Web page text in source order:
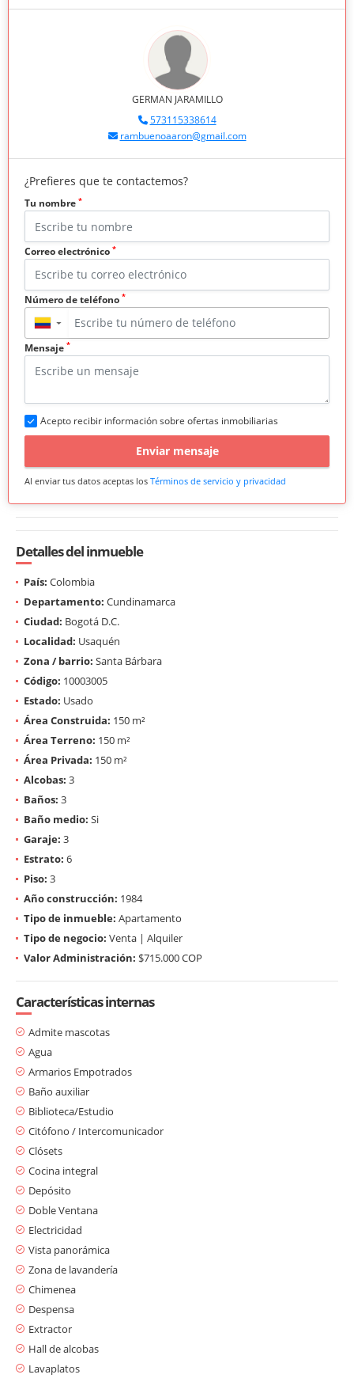
GERMAN JARAMILLO
573115338614
rambuenoaaron@gmail.com
¿Prefieres que te contactemos?
Tu nombre *
Correo electrónico *
Número de teléfono *
▼
Mensaje *
Acepto recibir información sobre ofertas inmobiliarias
Enviar mensaje
Al enviar tus datos aceptas los Términos de servicio y privacidad
Detalles del inmueble
País: Colombia
Departamento: Cundinamarca
Ciudad: Bogotá D.C.
Localidad: Usaquén
Zona / barrio: Santa Bárbara
Código: 10003005
Estado: Usado
Área Construida: 150 m²
Área Terreno: 150 m²
Área Privada: 150 m²
Alcobas: 3
Baños: 3
Baño medio: Si
Garaje: 3
Estrato: 6
Piso: 3
Año construcción: 1984
Tipo de inmueble: Apartamento
Tipo de negocio: Venta | Alquiler
Valor Administración: $715.000 COP
Características internas
Admite mascotas
Agua
Armarios Empotrados
Baño auxiliar
Biblioteca/Estudio
Citófono / Intercomunicador
Clósets
Cocina integral
Depósito
Doble Ventana
Electricidad
Vista panorámica
Zona de lavandería
Chimenea
Despensa
Extractor
Hall de alcobas
Lavaplatos